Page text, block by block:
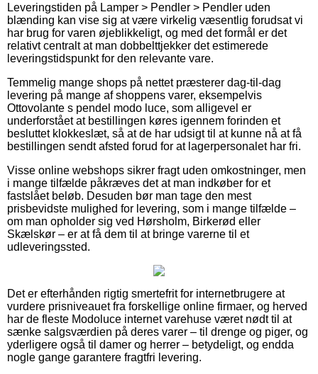
Leveringstiden på Lamper > Pendler > Pendler uden
blænding kan vise sig at være virkelig væsentlig forudsat vi
har brug for varen øjeblikkeligt, og med det formål er det
relativt centralt at man dobbelttjekker det estimerede
leveringstidspunkt for den relevante vare.
Temmelig mange shops på nettet præsterer dag-til-dag
levering på mange af shoppens varer, eksempelvis
Ottovolante s pendel modo luce, som alligevel er
underforstået at bestillingen køres igennem forinden et
besluttet klokkeslæt, så at de har udsigt til at kunne nå at få
bestillingen sendt afsted forud for at lagerpersonalet har fri.
Visse online webshops sikrer fragt uden omkostninger, men
i mange tilfælde påkræves det at man indkøber for et
fastslået beløb. Desuden bør man tage den mest
prisbevidste mulighed for levering, som i mange tilfælde –
om man opholder sig ved Hørsholm, Birkerød eller
Skælskør – er at få dem til at bringe varerne til et
udleveringssted.
Det er efterhånden rigtig smertefrit for internetbrugere at
vurdere prisniveauet fra forskellige online firmaer, og herved
har de fleste Modoluce internet varehuse været nødt til at
sænke salgsværdien på deres varer – til drenge og piger, og
yderligere også til damer og herrer – betydeligt, og endda
nogle gange garantere fragtfri levering.